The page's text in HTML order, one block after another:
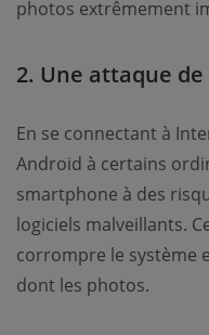
photos extrêmement
2. Une attaque
En se connectant à
Android à certains
smartphone à des
logiciels malveillants.
corrompre le système
dont les photos.